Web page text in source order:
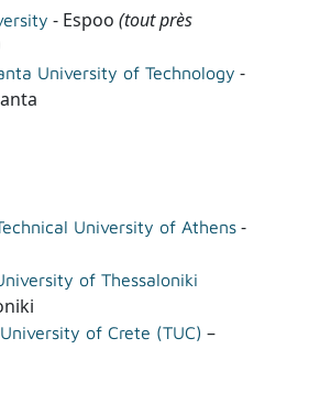
- Espoo (tout près
University of Technology -
University of Athens-
of Thessaloniki
of Crete (TUC) –